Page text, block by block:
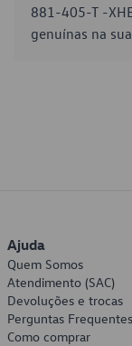
881-405-T -
genuínas na
Ajuda
Quem Somos
Atendimento (SAC)
Devoluções e trocas
Perguntas Frequentes
Como comprar